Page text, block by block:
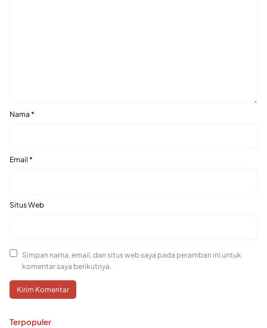
Nama *
Email *
Situs Web
Simpan nama, email, dan situs web saya pada peramban ini untuk
komentar saya berikutnya.
Terpopuler